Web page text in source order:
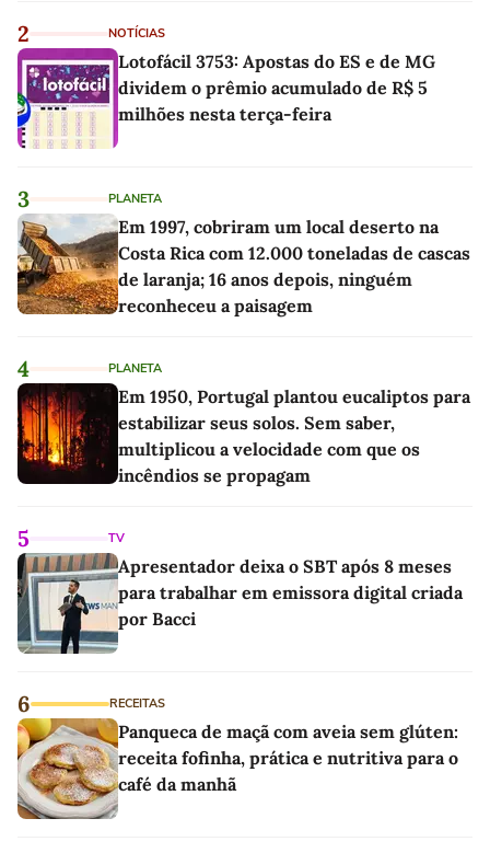
2 NOTÍCIAS
Lotofácil 3753: Apostas do ES e de MG
dividem o prêmio acumulado de R$ 5
milhões nesta terça-feira
3 PLANETA
Em 1997, cobriram um local deserto na
Costa Rica com 12.000 toneladas de cascas
de laranja; 16 anos depois, ninguém
reconheceu a paisagem
4 PLANETA
Em 1950, Portugal plantou eucaliptos para
estabilizar seus solos. Sem saber,
multiplicou a velocidade com que os
incêndios se propagam
5 TV
Apresentador deixa o SBT após 8 meses
para trabalhar em emissora digital criada
por Bacci
6 RECEITAS
Panqueca de maçã com aveia sem glúten:
receita fofinha, prática e nutritiva para o
café da manhã